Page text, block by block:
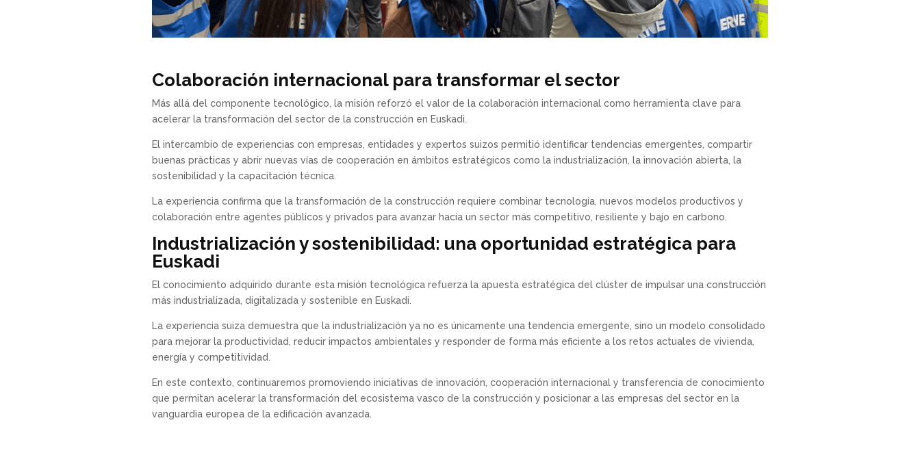
Colaboración internacional para transformar el sector
Más allá del componente tecnológico, la misión reforzó el valor de la colaboración internacional como herramienta clave para
acelerar la transformación del sector de la construcción en Euskadi.
El intercambio de experiencias con empresas, entidades y expertos suizos permitió identificar tendencias emergentes, compartir
buenas prácticas y abrir nuevas vías de cooperación en ámbitos estratégicos como la industrialización, la innovación abierta, la
sostenibilidad y la capacitación técnica.
La experiencia confirma que la transformación de la construcción requiere combinar tecnología, nuevos modelos productivos y
colaboración entre agentes públicos y privados para avanzar hacia un sector más competitivo, resiliente y bajo en carbono.
Industrialización y sostenibilidad: una oportunidad estratégica para
Euskadi
El conocimiento adquirido durante esta misión tecnológica refuerza la apuesta estratégica del clúster de impulsar una construcción
más industrializada, digitalizada y sostenible en Euskadi.
La experiencia suiza demuestra que la industrialización ya no es únicamente una tendencia emergente, sino un modelo consolidado
para mejorar la productividad, reducir impactos ambientales y responder de forma más eficiente a los retos actuales de vivienda,
energía y competitividad.
En este contexto, continuaremos promoviendo iniciativas de innovación, cooperación internacional y transferencia de conocimiento
que permitan acelerar la transformación del ecosistema vasco de la construcción y posicionar a las empresas del sector en la
vanguardia europea de la edificación avanzada.